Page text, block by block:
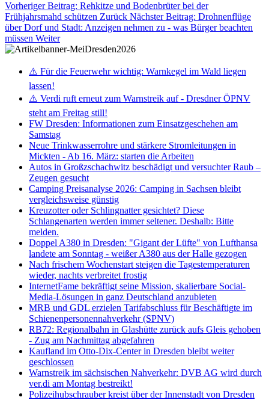
Vorheriger Beitrag: Rehkitze und Bodenbrüter bei der
Frühjahrsmahd schützen Zurück Nächster Beitrag: Drohnenflüge
über Dorf und Stadt: Anzeigen nehmen zu - was Bürger beachten
müssen Weiter
⚠️ Für die Feuerwehr wichtig: Warnkegel im Wald liegen
lassen!
⚠️ Verdi ruft erneut zum Warnstreik auf - Dresdner ÖPNV
steht am Freitag still!
FW Dresden: Informationen zum Einsatzgeschehen am
Samstag
Neue Trinkwasserrohre und stärkere Stromleitungen in
Mickten - Ab 16. März: starten die Arbeiten
Autos in Großzschachwitz beschädigt und versuchter Raub –
Zeugen gesucht
Camping Preisanalyse 2026: Camping in Sachsen bleibt
vergleichsweise günstig
Kreuzotter oder Schlingnatter gesichtet? Diese
Schlangenarten werden immer seltener. Deshalb: Bitte
melden.
Doppel A380 in Dresden: "Gigant der Lüfte" von Lufthansa
landete am Sonntag - weißer A380 aus der Halle gezogen
Nach frischem Wochenstart steigen die Tagestemperaturen
wieder, nachts verbreitet frostig
InternetFame bekräftigt seine Mission, skalierbare Social-
Media-Lösungen in ganz Deutschland anzubieten
MRB und GDL erzielen Tarifabschluss für Beschäftigte im
Schienenpersonennahverkehr (SPNV)
RB72: Regionalbahn in Glashütte zurück aufs Gleis gehoben
- Zug am Nachmittag abgefahren
Kaufland im Otto-Dix-Center in Dresden bleibt weiter
geschlossen
Warnstreik im sächsischen Nahverkehr: DVB AG wird durch
ver.di am Montag bestreikt!
Polizeihubschrauber kreist über der Innenstadt von Dresden